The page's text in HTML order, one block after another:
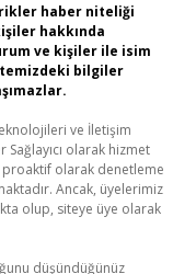
haber niteliği
hakkında
ve kişiler ile isim
bilgiler
ve İletişim
Sağlayıcı olarak hizmet
olarak denetleme
Ancak, üyelerimiz
olup, siteye üye olarak
düşündüğünüz